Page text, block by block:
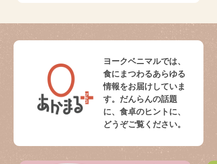
ヨークベニマルでは、
食にまつわるあらゆる
情報をお届けしていま
す。だんらんの話題
に、食卓のヒントに、
どうぞご覧ください。